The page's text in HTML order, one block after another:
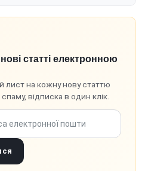
статті електронною
лист на кожну нову статтю
відписка в один клік.
пошти